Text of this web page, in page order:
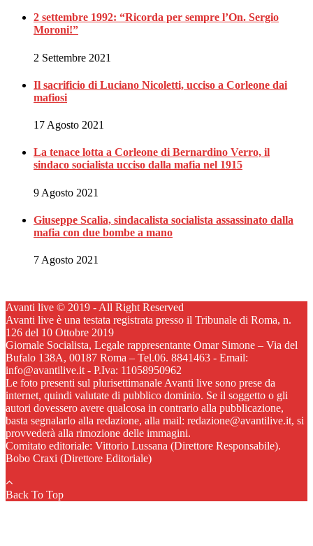
2 settembre 1992: “Ricorda per sempre l’On. Sergio
Moroni!”
2 Settembre 2021
Il sacrificio di Luciano Nicoletti, ucciso a Corleone dai
mafiosi
17 Agosto 2021
La tenace lotta a Corleone di Bernardino Verro, il
sindaco socialista ucciso dalla mafia nel 1915
9 Agosto 2021
Giuseppe Scalia, sindacalista socialista assassinato dalla
mafia con due bombe a mano
7 Agosto 2021
Avanti live © 2019 - All Right Reserved
Avanti live è una testata registrata presso il Tribunale di Roma, n.
126 del 10 Ottobre 2019
Giornale Socialista, Legale rappresentante Omar Simone – Via del
Bufalo 138A, 00187 Roma – Tel.06. 8841463 - Email:
info@avantilive.it - P.Iva: 11058950962
Le foto presenti sul plurisettimanale Avanti live sono prese da
internet, quindi valutate di pubblico dominio. Se il soggetto o gli
autori dovessero avere qualcosa in contrario alla pubblicazione,
basta segnalarlo alla redazione, alla mail: redazione@avantilive.it, si
provvederà alla rimozione delle immagini.
Comitato editoriale: Vittorio Lussana (Direttore Responsabile).
Bobo Craxi (Direttore Editoriale)
Back To Top